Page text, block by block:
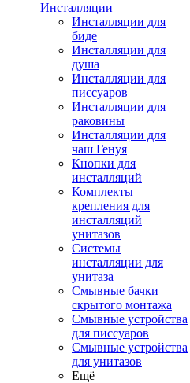
Инсталляции
Инсталляции для
биде
Инсталляции для
душа
Инсталляции для
писсуаров
Инсталляции для
раковины
Инсталляции для
чаш Генуя
Кнопки для
инсталляций
Комплекты
крепления для
инсталляций
унитазов
Системы
инсталляции для
унитаза
Смывные бачки
скрытого монтажа
Смывные устройства
для писсуаров
Смывные устройства
для унитазов
Ещё